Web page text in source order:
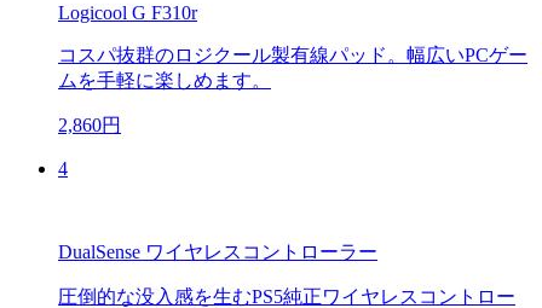
Logicool G F310r
コスパ抜群のロジクール製有線パッド。幅広いPCゲー
ムを手軽に楽しめます。
2,860円
4
DualSense ワイヤレスコントローラー
圧倒的な没入感を生むPS5純正ワイヤレスコントロー